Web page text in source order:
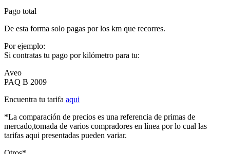
Pago total
De esta forma solo pagas por los km que recorres.
Por ejemplo:
Si contratas tu pago por kilómetro para tu:
Aveo
PAQ B 2009
Encuentra tu tarifa aqui
*La comparación de precios es una referencia de primas de
mercado,tomada de varios compradores en línea por lo cual las
tarifas aqui presentadas pueden variar.